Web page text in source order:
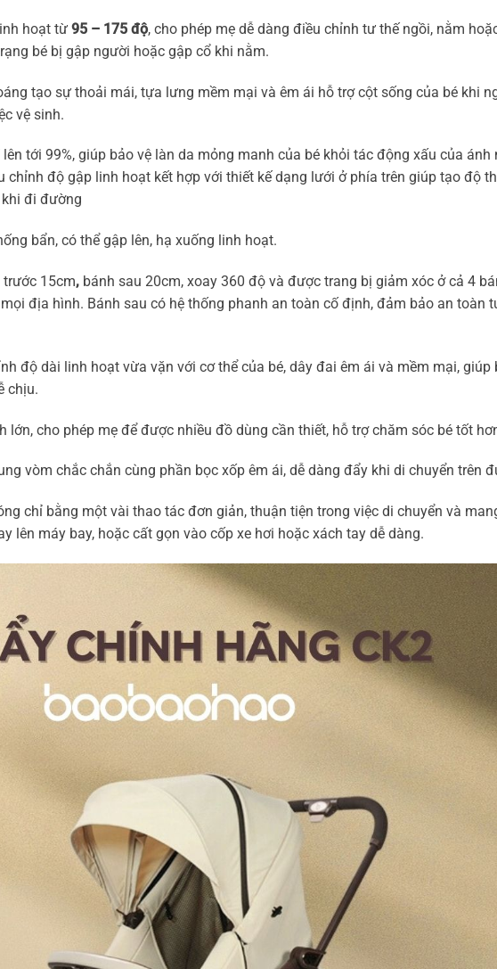
hoạt từ 95 – 175 độ, cho phép mẹ dễ dàng điều chỉnh tư thế ngồi, nằm
bé bị gập người hoặc gập cổ khi nằm.
tạo sự thoải mái, tựa lưng mềm mại và êm ái hỗ trợ cột sống của bé khi
vệ sinh.
tới 99%, giúp bảo vệ làn da mỏng manh của bé khỏi tác động xấu của ánh
chỉnh độ gập linh hoạt kết hợp với thiết kế dạng lưới ở phía trên giúp tạo độ
đi đường
bẩn, có thể gập lên, hạ xuống linh hoạt.
15cm, bánh sau 20cm, xoay 360 độ và được trang bị giảm xóc ở cả 4
địa hình. Bánh sau có hệ thống phanh an toàn cố định, đảm bảo an toàn
độ dài linh hoạt vừa vặn với cơ thể của bé, dây đai êm ái và mềm mại, giúp
chịu.
cho phép mẹ để được nhiều đồ dùng cần thiết, hỗ trợ chăm sóc bé tốt
vòm chắc chắn cùng phần bọc xốp êm ái, dễ dàng đẩy khi di chuyển trên
chỉ bằng một vài thao tác đơn giản, thuận tiện trong việc di chuyển và
lên máy bay, hoặc cất gọn vào cốp xe hơi hoặc xách tay dễ dàng.